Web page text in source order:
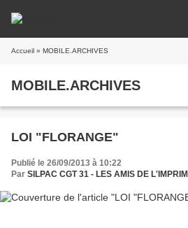
Accueil » MOBILE.ARCHIVES
MOBILE.ARCHIVES
LOI "FLORANGE"
Publié le 26/09/2013 à 10:22
Par SILPAC CGT 31 - LES AMIS DE